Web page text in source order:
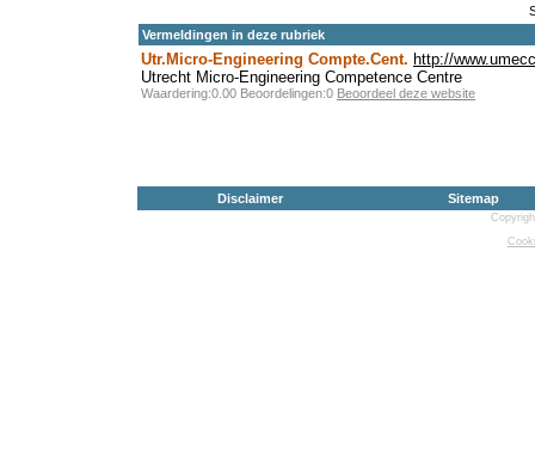
Vermeldingen in deze rubriek
Utr.Micro-Engineering Compte.Cent. http://
Utrecht Micro-Engineering Competence Centre
Waardering:0.00 Beoordelingen:0 Beoordeel deze website
Disclaimer Sitemap